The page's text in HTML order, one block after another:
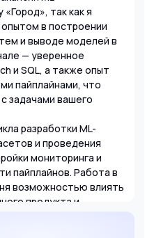
так как я
в построении
и выводе моделей в
— уверенное
и SQL, а также опыт
пайплайнами, что
задачами вашего
разработки ML-
и проведения
мониторинга и
пайплайнов. Работа в
возможностью влиять
продукта и
к
системах.